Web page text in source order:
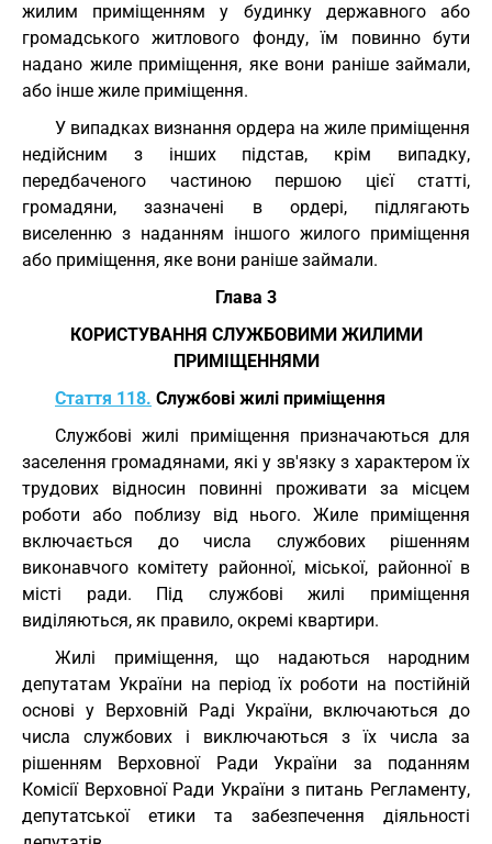
жилим приміщенням у будинку державного або
громадського житлового фонду, їм повинно бути
надано жиле приміщення, яке вони раніше займали,
або інше жиле приміщення.
У випадках визнання ордера на жиле приміщення
недійсним з інших підстав, крім випадку,
передбаченого частиною першою цієї статті,
громадяни, зазначені в ордері, підлягають
виселенню з наданням іншого жилого приміщення
або приміщення, яке вони раніше займали.
Глава 3
КОРИСТУВАННЯ СЛУЖБОВИМИ ЖИЛИМИ
ПРИМІЩЕННЯМИ
Стаття 118. Службові жилі приміщення
Службові жилі приміщення призначаються для
заселення громадянами, які у зв'язку з характером їх
трудових відносин повинні проживати за місцем
роботи або поблизу від нього. Жиле приміщення
включається до числа службових рішенням
виконавчого комітету районної, міської, районної в
місті ради. Під службові жилі приміщення
виділяються, як правило, окремі квартири.
Жилі приміщення, що надаються народним
депутатам України на період їх роботи на постійній
основі у Верховній Раді України, включаються до
числа службових і виключаються з їх числа за
рішенням Верховної Ради України за поданням
Комісії Верховної Ради України з питань Регламенту,
депутатської етики та забезпечення діяльності